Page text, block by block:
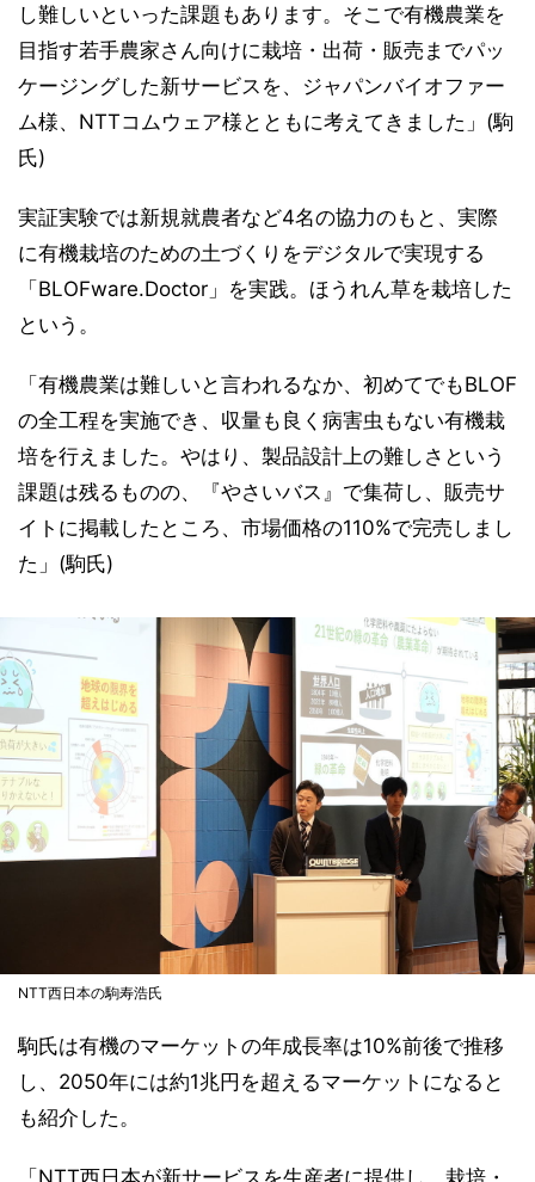
し難しいといった課題もあります。そこで有機農業を
目指す若手農家さん向けに栽培・出荷・販売までパッ
ケージングした新サービスを、ジャパンバイオファー
ム様、NTTコムウェア様とともに考えてきました」(駒
氏)
実証実験では新規就農者など4名の協力のもと、実際
に有機栽培のための土づくりをデジタルで実現する
「BLOFware.Doctor」を実践。ほうれん草を栽培した
という。
「有機農業は難しいと言われるなか、初めてでもBLOF
の全工程を実施でき、収量も良く病害虫もない有機栽
培を行えました。やはり、製品設計上の難しさという
課題は残るものの、『やさいバス』で集荷し、販売サ
イトに掲載したところ、市場価格の110%で完売しまし
た」(駒氏)
NTT西日本の駒寿浩氏
駒氏は有機のマーケットの年成長率は10%前後で推移
し、2050年には約1兆円を超えるマーケットになると
も紹介した。
「NTT西日本が新サービスを生産者に提供し、栽培・